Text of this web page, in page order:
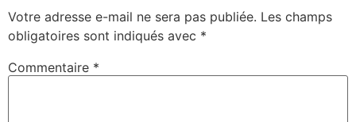
Votre adresse e-mail ne sera pas publiée. Les champs
obligatoires sont indiqués avec *
Commentaire *